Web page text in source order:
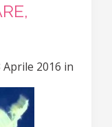
Aprile 2016 in